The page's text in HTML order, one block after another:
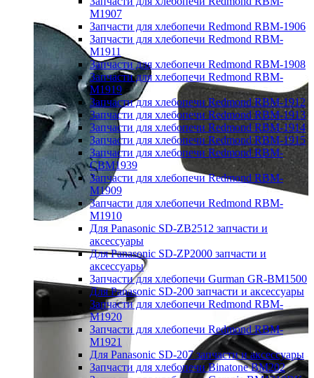
M1907
Запчасти для хлебопечи Redmond RBM-1906
Запчасти для хлебопечи Redmond RBM-
M1911
Запчасти для хлебопечи Redmond RBM-1908
Запчасти для хлебопечи Redmond RBM-
M1919
Запчасти для хлебопечи Redmond RBM-1912
Запчасти для хлебопечи Redmond RBM-1913
Запчасти для хлебопечи Redmond RBM-1914
Запчасти для хлебопечи Redmond RBM-1915
Запчасти для хлебопечи Redmond RBM-
CBM1939
Запчасти для хлебопечи Redmond RBM-
M1909
Запчасти для хлебопечи Redmond RBM-
M1910
Для Panasonic SD-ZB2512 запчасти и
аксессуары
Для Panasonic SD-ZP2000 запчасти и
аксессуары
Запчасти для хлебопечи Gurman GR-BM1500
Для Panasonic SD-200 запчасти и аксессуары
Запчасти для хлебопечи Redmond RBM-
M1920
Запчасти для хлебопечи Redmond RBM-
M1921
Для Panasonic SD-207 запчасти и аксессуары
Запчасти для хлебопечи Binatone BM202